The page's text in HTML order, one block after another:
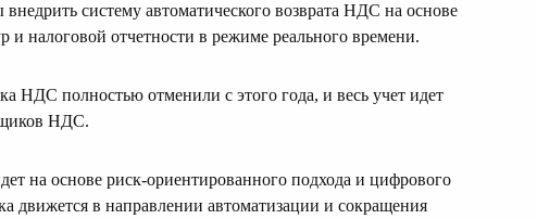
систему автоматического возврата НДС на основе
и налоговой отчетности в режиме реального времени.
НДС полностью отменили с этого года, и весь учет идет
НДС.
на основе риск-ориентированного подхода и цифрового
движется в направлении автоматизации и сокращения